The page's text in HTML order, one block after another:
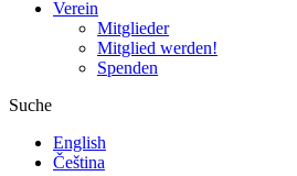
Verein
Mitglieder
Mitglied werden!
Spenden
Suche
English
Čeština